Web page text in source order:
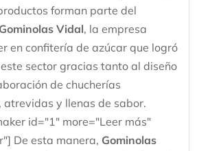
forman parte del
Vidal, la empresa
en confitería de azúcar que logró
sector gracias tanto al diseño
de chucherías
atrevidas y llenas de sabor.
id="1" more="Leer más"
De esta manera, Gominolas